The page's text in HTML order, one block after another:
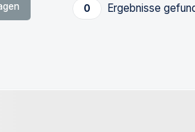
0 Ergebnisse